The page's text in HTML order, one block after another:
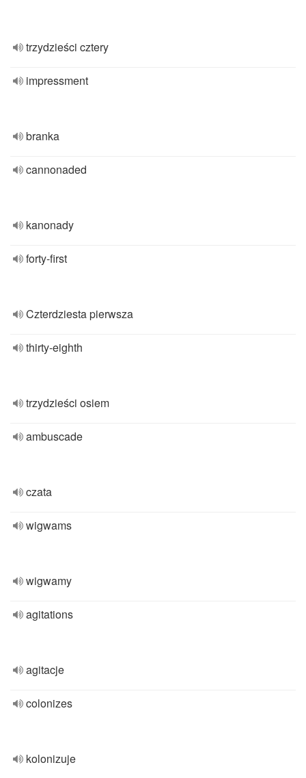
trzydzieści cztery
impressment
branka
cannonaded
kanonady
forty-first
Czterdziesta pierwsza
thirty-eighth
trzydzieści osiem
ambuscade
czata
wigwams
wigwamy
agitations
agitacje
colonizes
kolonizuje